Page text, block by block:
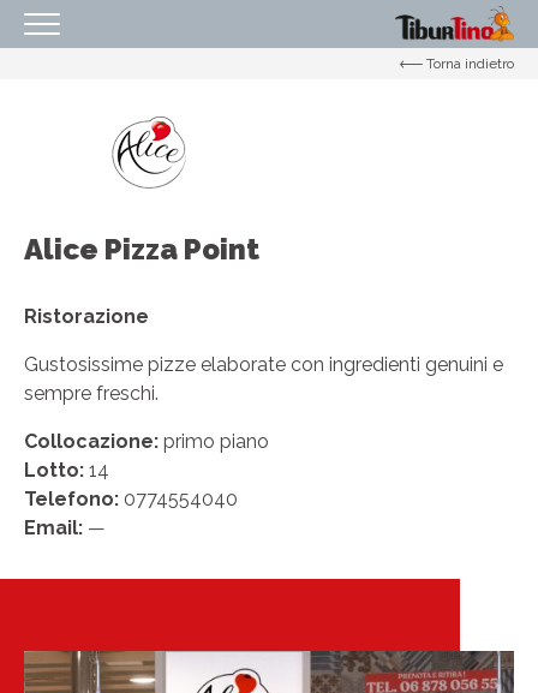
IL CENTRO
ORARI
PROMOZIONI
NEGOZI
SERVIZI
IL TUO BUSINESS AL CENTRO
CONTATTI
Torna indietro
Alice Pizza Point
Ristorazione
Gustosissime pizze elaborate con ingredienti genuini e
sempre freschi.
Collocazione: primo piano
Lotto: 14
Telefono: 0774554040
Email: —